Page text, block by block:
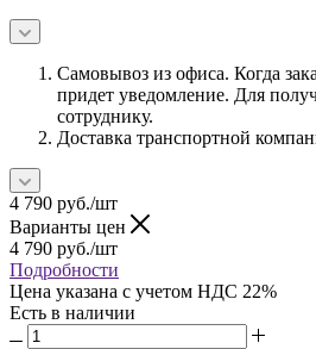
Самовывоз из офиса. Когда
придет уведомление. Для
сотруднику.
Доставка транспортной
4 790 руб./шт
Варианты цен
4 790 руб./шт
Подробности
Цена указана с учетом НДС 22%
Есть в наличии